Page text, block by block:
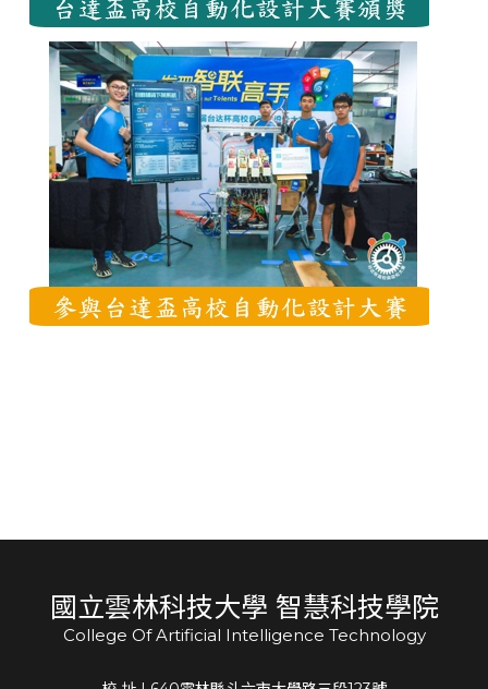
國立雲林科技大學 智慧科技學院
College Of Artificial Intelligence Technology